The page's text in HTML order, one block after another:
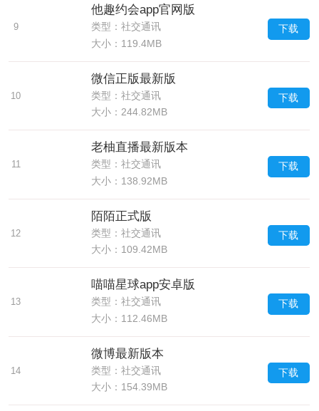
9
他趣约会app官网版
类型：社交通讯
大小：119.4MB
下载
10
微信正版最新版
类型：社交通讯
大小：244.82MB
下载
11
老柚直播最新版本
类型：社交通讯
大小：138.92MB
下载
12
陌陌正式版
类型：社交通讯
大小：109.42MB
下载
13
喵喵星球app安卓版
类型：社交通讯
大小：112.46MB
下载
14
微博最新版本
类型：社交通讯
大小：154.39MB
下载